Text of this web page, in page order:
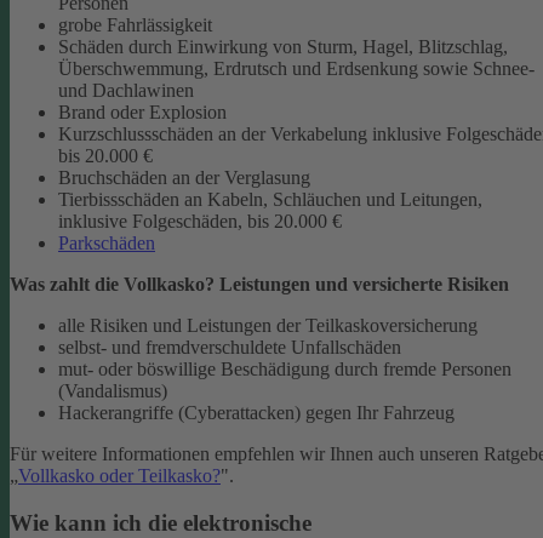
grobe Fahrlässigkeit
Schäden durch Einwirkung von Sturm, Hagel, Blitzschlag,
Überschwemmung, Erdrutsch und Erdsenkung sowie Schnee-
und Dachlawinen
Brand oder Explosion
Kurzschlussschäden an der Verkabelung inklusive
bis 20.000 €
Bruchschäden an der Verglasung
Tierbissschäden an Kabeln, Schläuchen und Leitungen,
inklusive Folgeschäden, bis 20.000 €
Parkschäden
Was zahlt die Vollkasko? Leistungen und versicherte Risiken
alle Risiken und Leistungen der Teilkaskoversicherung
selbst- und fremdverschuldete Unfallschäden
mut- oder böswillige Beschädigung durch fremde Personen
(Vandalismus)
Hackerangriffe (Cyberattacken) gegen Ihr Fahrzeug
Für weitere Informationen empfehlen wir Ihnen auch unseren
„Vollkasko oder Teilkasko?".
Wie kann ich die elektronische